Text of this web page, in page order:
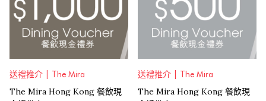
送禮推介 | The Mira
The Mira Hong Kong 餐飲現
送禮推介 | The Mira
The Mira Hong Kong 餐飲現